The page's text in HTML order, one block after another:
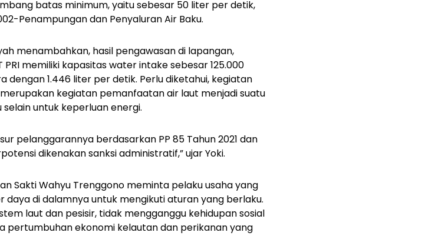
batas minimum, yaitu sebesar 50 liter per detik,
Penampungan dan Penyaluran Air Baku.
menambahkan, hasil pengawasan di lapangan,
memiliki kapasitas water intake sebesar 125.000
dengan 1.446 liter per detik. Perlu diketahui, kegiatan
kegiatan pemanfaatan air laut menjadi suatu
untuk keperluan energi.
pelanggarannya berdasarkan PP 85 Tahun 2021 dan
dikenakan sanksi administratif,” ujar Yoki.
Sakti Wahyu Trenggono meminta pelaku usaha yang
di dalamnya untuk mengikuti aturan yang berlaku.
laut dan pesisir, tidak mengganggu kehidupan sosial
pertumbuhan ekonomi kelautan dan perikanan yang